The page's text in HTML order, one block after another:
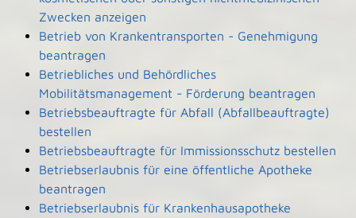
Zwecken anzeigen
Betrieb von Krankentransporten - Genehmigung
beantragen
Betriebliches und Behördliches
Mobilitätsmanagement - Förderung beantragen
Betriebsbeauftragte für Abfall (Abfallbeauftragte)
bestellen
Betriebsbeauftragte für Immissionsschutz bestellen
Betriebserlaubnis für eine öffentliche Apotheke
beantragen
Betriebserlaubnis für Krankenhausapotheke